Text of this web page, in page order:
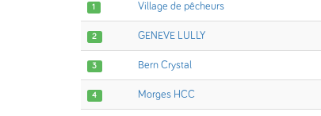
1 Village de pêcheurs
2 GENEVE LULLY
3 Bern Crystal
4 Morges HCC